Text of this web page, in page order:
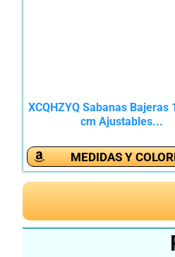
XCQHZYQ Sabanas Bajeras
cm Ajustables...
MEDIDAS Y